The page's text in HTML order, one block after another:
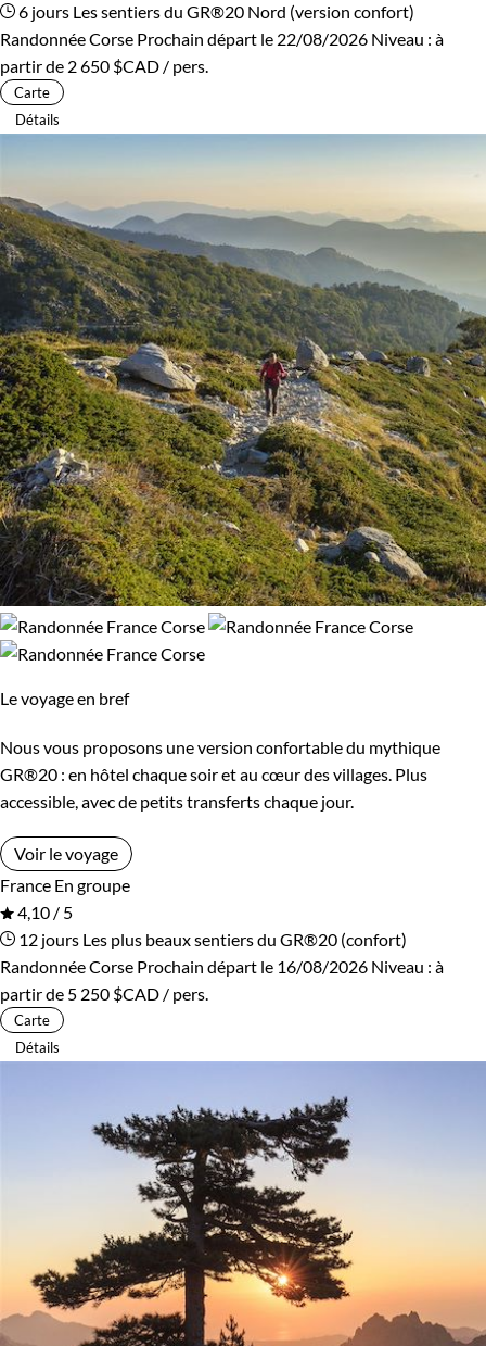
6 jours Les sentiers du GR®20 Nord (version confort)
Randonnée Corse Prochain départ le 22/08/2026 Niveau : à
partir de 2 650 $CAD / pers.
Carte
Détails
Le voyage en bref
Nous vous proposons une version confortable du mythique
GR®20 : en hôtel chaque soir et au cœur des villages. Plus
accessible, avec de petits transferts chaque jour.
Voir le voyage
France En groupe
4,10 / 5
12 jours Les plus beaux sentiers du GR®20 (confort)
Randonnée Corse Prochain départ le 16/08/2026 Niveau : à
partir de 5 250 $CAD / pers.
Carte
Détails